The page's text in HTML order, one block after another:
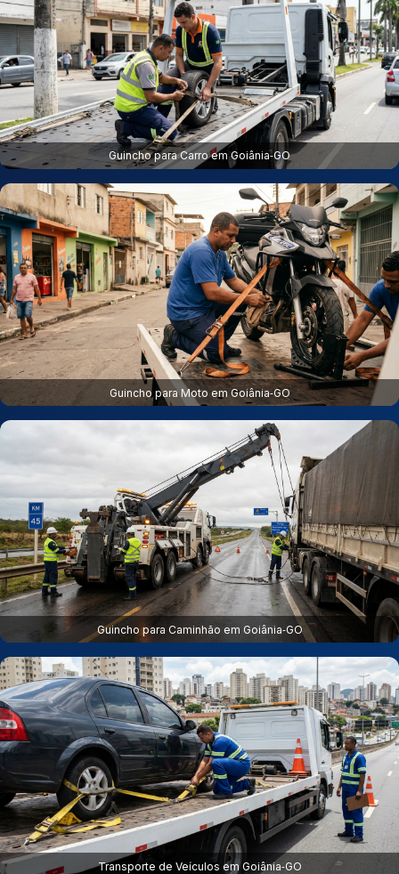
Guincho para Carro em Goiânia‑GO
Guincho para Moto em Goiânia‑GO
Guincho para Caminhão em Goiânia‑GO
Transporte de Veículos em Goiânia‑GO